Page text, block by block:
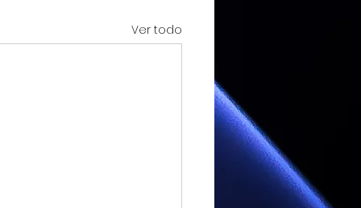
Ver todo